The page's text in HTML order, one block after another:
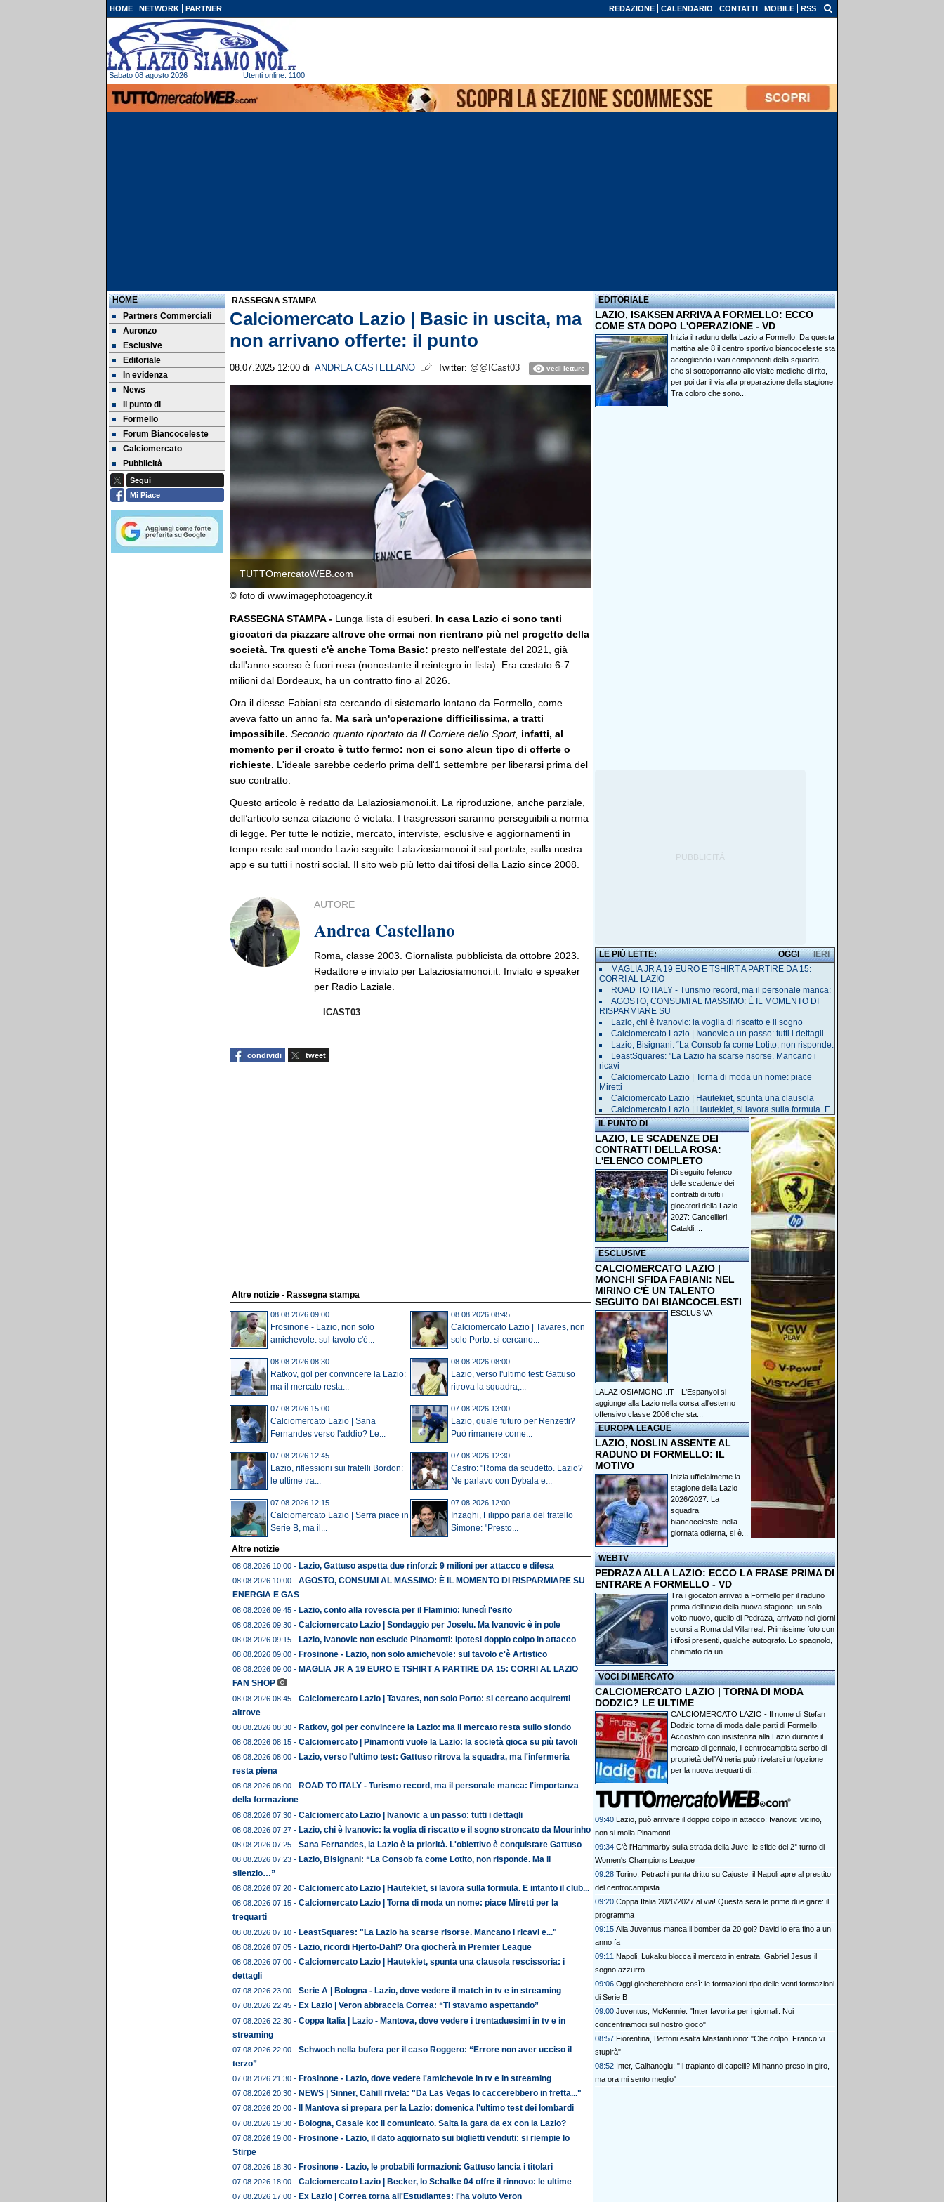
HOME NETWORK PARTNER REDAZIONE CALENDARIO CONTATTI MOBILE RSS
Sabato 08 agosto 2026 Utenti online: 1100
HOME
Partners Commerciali
Auronzo
Esclusive
Editoriale
In evidenza
News
Il punto di
Formello
Forum Biancoceleste
Calciomercato
Pubblicità
Segui
Mi Piace
RASSEGNA STAMPA
Calciomercato Lazio | Basic in uscita, ma
non arrivano offerte: il punto
08.07.2025 12:00 di ANDREA CASTELLANO Twitter: @@ICast03 vedi letture
TUTTOmercatoWEB.com
© foto di www.imagephotoagency.it
RASSEGNA STAMPA - Lunga lista di esuberi. In casa Lazio ci sono tanti
giocatori da piazzare altrove che ormai non rientrano più nel progetto della
società. Tra questi c'è anche Toma Basic: presto nell'estate del 2021, già
dall'anno scorso è fuori rosa (nonostante il reintegro in lista). Era costato 6-7
milioni dal Bordeaux, ha un contratto fino al 2026.
Ora il diesse Fabiani sta cercando di sistemarlo lontano da Formello, come
aveva fatto un anno fa.
Ma sarà un'operazione difficilissima, a tratti
impossibile. Secondo quanto riportato da Il Corriere dello Sport, infatti, al
momento per il croato è tutto fermo: non ci sono alcun tipo di offerte o
richieste. L'ideale sarebbe cederlo prima dell'1 settembre per liberarsi prima del
suo contratto.
Questo articolo è redatto da Lalaziosiamonoi.it. La riproduzione, anche parziale,
dell’articolo senza citazione è vietata. I trasgressori saranno perseguibili a norma
di legge. Per tutte le notizie, mercato, interviste, esclusive e aggiornamenti in
tempo reale sul mondo Lazio seguite Lalaziosiamonoi.it sul portale, sulla nostra
app e su tutti i nostri social. Il sito web più letto dai tifosi della Lazio since 2008.
AUTORE
Andrea Castellano
Roma, classe 2003. Giornalista pubblicista da ottobre 2023.
Redattore e inviato per Lalaziosiamonoi.it. Inviato e speaker
per Radio Laziale.
ICAST03
condividi tweet
Altre notizie - Rassegna stampa
08.08.2026 09:00
Frosinone - Lazio, non solo
amichevole: sul tavolo c'è...
08.08.2026 08:45
Calciomercato Lazio | Tavares, non
solo Porto: si cercano...
08.08.2026 08:30
Ratkov, gol per convincere la Lazio:
ma il mercato resta...
08.08.2026 08:00
Lazio, verso l'ultimo test: Gattuso
ritrova la squadra,...
07.08.2026 15:00
Calciomercato Lazio | Sana
Fernandes verso l'addio? Le...
07.08.2026 13:00
Lazio, quale futuro per Renzetti?
Può rimanere come...
07.08.2026 12:45
Lazio, riflessioni sui fratelli Bordon:
le ultime tra...
07.08.2026 12:30
Castro: "Roma da scudetto. Lazio?
Ne parlavo con Dybala e...
07.08.2026 12:15
Calciomercato Lazio | Serra piace in
Serie B, ma il...
07.08.2026 12:00
Inzaghi, Filippo parla del fratello
Simone: "Presto...
Altre notizie
08.08.2026 10:00 - Lazio, Gattuso aspetta due rinforzi: 9 milioni per attacco e difesa
08.08.2026 10:00 - AGOSTO, CONSUMI AL MASSIMO: È IL MOMENTO DI RISPARMIARE SU
ENERGIA E GAS
08.08.2026 09:45 - Lazio, conto alla rovescia per il Flaminio: lunedì l'esito
08.08.2026 09:30 - Calciomercato Lazio | Sondaggio per Joselu. Ma Ivanovic è in pole
08.08.2026 09:15 - Lazio, Ivanovic non esclude Pinamonti: ipotesi doppio colpo in attacco
08.08.2026 09:00 - Frosinone - Lazio, non solo amichevole: sul tavolo c'è Artistico
08.08.2026 09:00 - MAGLIA JR A 19 EURO E TSHIRT A PARTIRE DA 15: CORRI AL LAZIO
FAN SHOP
08.08.2026 08:45 - Calciomercato Lazio | Tavares, non solo Porto: si cercano acquirenti
altrove
08.08.2026 08:30 - Ratkov, gol per convincere la Lazio: ma il mercato resta sullo sfondo
08.08.2026 08:15 - Calciomercato | Pinamonti vuole la Lazio: la società gioca su più tavoli
08.08.2026 08:00 - Lazio, verso l'ultimo test: Gattuso ritrova la squadra, ma l'infermeria
resta piena
08.08.2026 08:00 - ROAD TO ITALY - Turismo record, ma il personale manca: l'importanza
della formazione
08.08.2026 07:30 - Calciomercato Lazio | Ivanovic a un passo: tutti i dettagli
08.08.2026 07:27 - Lazio, chi è Ivanovic: la voglia di riscatto e il sogno stroncato da Mourinho
08.08.2026 07:25 - Sana Fernandes, la Lazio è la priorità. L'obiettivo è conquistare Gattuso
08.08.2026 07:23 - Lazio, Bisignani: “La Consob fa come Lotito, non risponde. Ma il
silenzio…”
08.08.2026 07:20 - Calciomercato Lazio | Hautekiet, si lavora sulla formula. E intanto il club...
08.08.2026 07:15 - Calciomercato Lazio | Torna di moda un nome: piace Miretti per la
trequarti
08.08.2026 07:10 - LeastSquares: "La Lazio ha scarse risorse. Mancano i ricavi e..."
08.08.2026 07:05 - Lazio, ricordi Hjerto-Dahl? Ora giocherà in Premier League
08.08.2026 07:00 - Calciomercato Lazio | Hautekiet, spunta una clausola rescissoria: i
dettagli
07.08.2026 23:00 - Serie A | Bologna - Lazio, dove vedere il match in tv e in streaming
07.08.2026 22:45 - Ex Lazio | Veron abbraccia Correa: “Ti stavamo aspettando”
07.08.2026 22:30 - Coppa Italia | Lazio - Mantova, dove vedere i trentaduesimi in tv e in
streaming
07.08.2026 22:00 - Schwoch nella bufera per il caso Roggero: “Errore non aver ucciso il
terzo”
07.08.2026 21:30 - Frosinone - Lazio, dove vedere l'amichevole in tv e in streaming
07.08.2026 20:30 - NEWS | Sinner, Cahill rivela: "Da Las Vegas lo caccerebbero in fretta..."
07.08.2026 20:00 - Il Mantova si prepara per la Lazio: domenica l’ultimo test dei lombardi
07.08.2026 19:30 - Bologna, Casale ko: il comunicato. Salta la gara da ex con la Lazio?
07.08.2026 19:00 - Frosinone - Lazio, il dato aggiornato sui biglietti venduti: si riempie lo
Stirpe
07.08.2026 18:30 - Frosinone - Lazio, le probabili formazioni: Gattuso lancia i titolari
07.08.2026 18:00 - Calciomercato Lazio | Becker, lo Schalke 04 offre il rinnovo: le ultime
07.08.2026 17:00 - Ex Lazio | Correa torna all'Estudiantes: l'ha voluto Veron
EDITORIALE
LAZIO, ISAKSEN ARRIVA A FORMELLO: ECCO
COME STA DOPO L'OPERAZIONE - VD
Inizia il raduno della Lazio a Formello. Da questa
mattina alle 8 il centro sportivo biancoceleste sta
accogliendo i vari componenti della squadra,
che si sottoporranno alle visite mediche di rito,
per poi dar il via alla preparazione della stagione.
Tra coloro che sono...
LE PIÙ LETTE: IERI
OGGI
MAGLIA JR A 19 EURO E TSHIRT A PARTIRE DA 15:
CORRI AL LAZIO
ROAD TO ITALY - Turismo record, ma il personale manca:
AGOSTO, CONSUMI AL MASSIMO: È IL MOMENTO DI
RISPARMIARE SU
Lazio, chi è Ivanovic: la voglia di riscatto e il sogno
Calciomercato Lazio | Ivanovic a un passo: tutti i dettagli
Lazio, Bisignani: “La Consob fa come Lotito, non risponde.
LeastSquares: "La Lazio ha scarse risorse. Mancano i
ricavi
Calciomercato Lazio | Torna di moda un nome: piace
Miretti
Calciomercato Lazio | Hautekiet, spunta una clausola
Calciomercato Lazio | Hautekiet, si lavora sulla formula. E
IL PUNTO DI
LAZIO, LE SCADENZE DEI
CONTRATTI DELLA ROSA:
L'ELENCO COMPLETO
Di seguito l'elenco
delle scadenze dei
contratti di tutti i
giocatori della Lazio.
2027: Cancellieri,
Cataldi,...
ESCLUSIVE
CALCIOMERCATO LAZIO |
MONCHI SFIDA FABIANI: NEL
MIRINO C'È UN TALENTO
SEGUITO DAI BIANCOCELESTI
ESCLUSIVA
LALAZIOSIAMONOI.IT - L'Espanyol si
aggiunge alla Lazio nella corsa all'esterno
offensivo classe 2006 che sta...
EUROPA LEAGUE
LAZIO, NOSLIN ASSENTE AL
RADUNO DI FORMELLO: IL
MOTIVO
Inizia ufficialmente la
stagione della Lazio
2026/2027. La
squadra
biancoceleste, nella
giornata odierna, si è...
WEBTV
PEDRAZA ALLA LAZIO: ECCO LA FRASE PRIMA DI
ENTRARE A FORMELLO - VD
Tra i giocatori arrivati a Formello per il raduno
prima dell'inizio della nuova stagione, un solo
volto nuovo, quello di Pedraza, arrivato nei giorni
scorsi a Roma dal Villarreal. Primissime foto con
i tifosi presenti, qualche autografo. Lo spagnolo,
chiamato da un...
VOCI DI MERCATO
CALCIOMERCATO LAZIO | TORNA DI MODA
DODZIC? LE ULTIME
CALCIOMERCATO LAZIO - Il nome di Stefan
Dodzic torna di moda dalle parti di Formello.
Accostato con insistenza alla Lazio durante il
mercato di gennaio, il centrocampista serbo di
proprietà dell'Almeria può rivelarsi un'opzione
per la nuova trequarti di...
09:40 Lazio, può arrivare il doppio colpo in attacco: Ivanovic vicino,
non si molla Pinamonti
09:34 C'è l'Hammarby sulla strada della Juve: le sfide del 2° turno di
Women's Champions League
09:28 Torino, Petrachi punta dritto su Cajuste: il Napoli apre al prestito
del centrocampista
09:20 Coppa Italia 2026/2027 al via! Questa sera le prime due gare: il
programma
09:15 Alla Juventus manca il bomber da 20 gol? David lo era fino a un
anno fa
09:11 Napoli, Lukaku blocca il mercato in entrata. Gabriel Jesus il
sogno azzurro
09:06 Oggi giocherebbero così: le formazioni tipo delle venti formazioni
di Serie B
09:00 Juventus, McKennie: "Inter favorita per i giornali. Noi
concentriamoci sul nostro gioco"
08:57 Fiorentina, Bertoni esalta Mastantuono: "Che colpo, Franco vi
stupirà"
08:52 Inter, Calhanoglu: "Il trapianto di capelli? Mi hanno preso in giro,
ma ora mi sento meglio"